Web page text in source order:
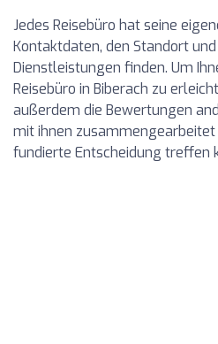
Jedes Reisebüro hat seine
Kontaktdaten, den Standort
Dienstleistungen finden. Um
Reisebüro in Biberach zu
außerdem die Bewertungen
mit ihnen zusammengearbeitet
fundierte Entscheidung treffen